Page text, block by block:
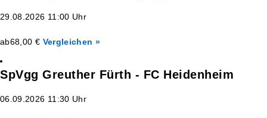
29.08.2026 11:00 Uhr
ab68,00 € Vergleichen »
SpVgg Greuther Fürth - FC Heidenheim
06.09.2026 11:30 Uhr